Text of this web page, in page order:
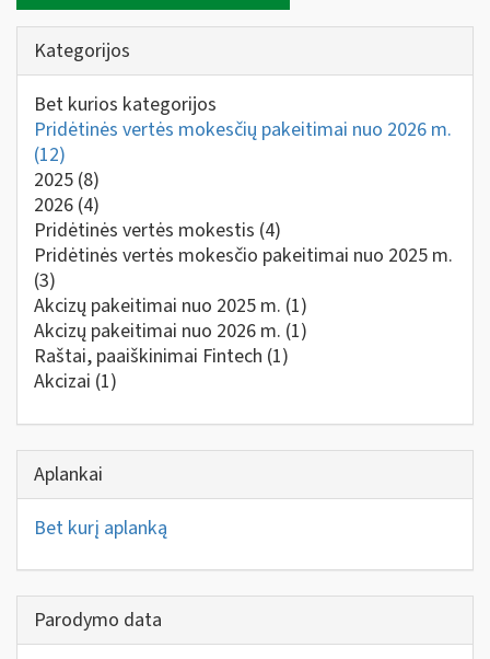
Kategorijos
Bet kurios kategorijos
Pridėtinės vertės mokesčių pakeitimai nuo 2026 m.
(12)
2025 (8)
2026 (4)
Pridėtinės vertės mokestis (4)
Pridėtinės vertės mokesčio pakeitimai nuo 2025 m.
(3)
Akcizų pakeitimai nuo 2025 m. (1)
Akcizų pakeitimai nuo 2026 m. (1)
Raštai, paaiškinimai Fintech (1)
Akcizai (1)
Aplankai
Bet kurį aplanką
Parodymo data